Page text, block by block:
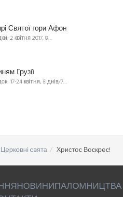
Святої гори Афон
2 квітня 2017, 8…
Грузії
17-24 квітня, 8 днів/7…
Церковні свята Христос Воскрес!
НОВИНИПАЛОМНИЦТВА